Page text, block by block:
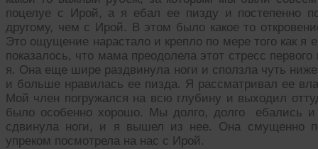
поцелуе с Ирой, а я ебал ее пизду и постепенно
другому, чем с Ирой. В этом было какое то
Это ощущение нарастало и крепло по мере того как
показалось, что мама преодолела этот стресс
я. Она еще шире раздвинула ноги и сползла чуть
и больше нравилась ее пизда. Я рассматривал ее
Мой член погружался на всю глубину и выходил
было особенно хорошо. Мы долго, долго ебались и
сдвинула ноги, и я вышел из нее. Она смущенно
упреком посмотрела на нас с Ирой.